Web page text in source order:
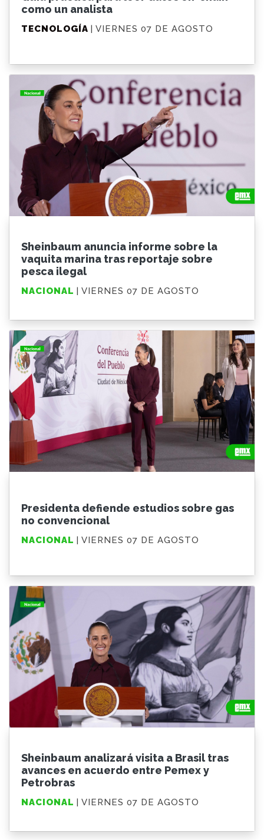
como un analista
TECNOLOGÍA | VIERNES 07 DE AGOSTO
Sheinbaum anuncia informe sobre la
vaquita marina tras reportaje sobre
pesca ilegal
NACIONAL | VIERNES 07 DE AGOSTO
Presidenta defiende estudios sobre gas
no convencional
NACIONAL | VIERNES 07 DE AGOSTO
Sheinbaum analizará visita a Brasil tras
avances en acuerdo entre Pemex y
Petrobras
NACIONAL | VIERNES 07 DE AGOSTO